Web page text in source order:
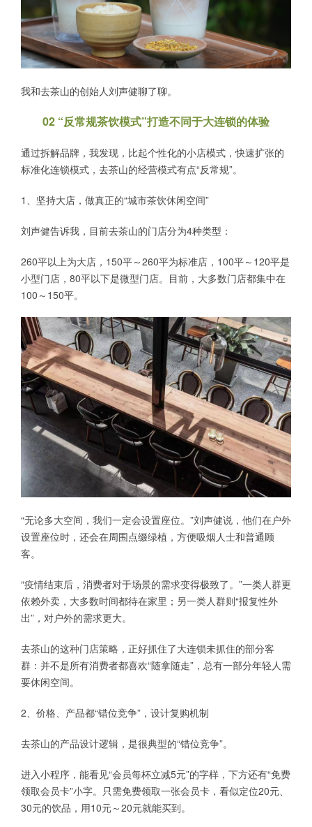
我和去茶山的创始人刘声健聊了聊。
02 “反常规茶饮模式”打造不同于大连锁的体验
通过拆解品牌，我发现，比起个性化的小店模式，快速扩张的
标准化连锁模式，去茶山的经营模式有点“反常规”。
1、坚持大店，做真正的“城市茶饮休闲空间”
刘声健告诉我，目前去茶山的门店分为4种类型：
260平以上为大店，150平～260平为标准店，100平～120平是
小型门店，80平以下是微型门店。目前，大多数门店都集中在
100～150平。
“无论多大空间，我们一定会设置座位。”刘声健说，他们在户外
设置座位时，还会在周围点缀绿植，方便吸烟人士和普通顾
客。
“疫情结束后，消费者对于场景的需求变得极致了。”一类人群更
依赖外卖，大多数时间都待在家里；另一类人群则“报复性外
出”，对户外的需求更大。
去茶山的这种门店策略，正好抓住了大连锁未抓住的部分客
群：并不是所有消费者都喜欢“随拿随走”，总有一部分年轻人需
要休闲空间。
2、价格、产品都“错位竞争”，设计复购机制
去茶山的产品设计逻辑，是很典型的“错位竞争”。
进入小程序，能看见“会员每杯立减5元”的字样，下方还有“免费
领取会员卡”小字。只需免费领取一张会员卡，看似定位20元、
30元的饮品，用10元～20元就能买到。